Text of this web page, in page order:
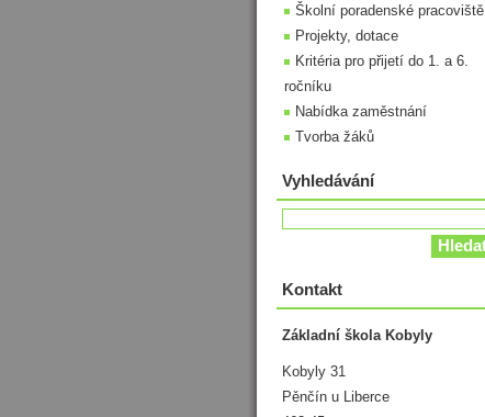
Školní poradenské pracoviště
Projekty, dotace
Kritéria pro přijetí do 1. a 6.
ročníku
Nabídka zaměstnání
Tvorba žáků
Vyhledávání
Kontakt
Základní škola Kobyly
Kobyly 31
Pěnčín u Liberce